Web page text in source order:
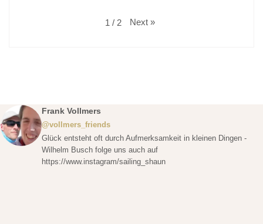
1 / 2 Next »
Frank Vollmers
@vollmers_friends
Glück entsteht oft durch Aufmerksamkeit in kleinen Dingen -
Wilhelm Busch folge uns auch auf
https://www.instagram/sailing_shaun